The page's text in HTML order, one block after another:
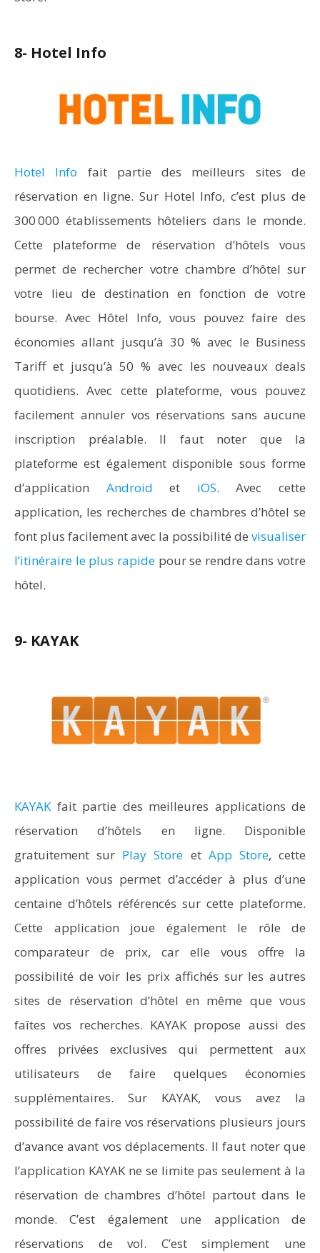
8- Hotel Info
Hotel Info fait partie des meilleurs sites de
réservation en ligne. Sur Hotel Info, c’est plus de
300 000 établissements hôteliers dans le monde.
Cette plateforme de réservation d’hôtels vous
permet de rechercher votre chambre d’hôtel sur
votre lieu de destination en fonction de votre
bourse. Avec Hôtel Info, vous pouvez faire des
économies allant jusqu’à 30 % avec le Business
Tariff et jusqu’à 50 % avec les nouveaux deals
quotidiens. Avec cette plateforme, vous pouvez
facilement annuler vos réservations sans aucune
inscription préalable. Il faut noter que la
plateforme est également disponible sous forme
d’application Android et iOS. Avec cette
application, les recherches de chambres d’hôtel se
font plus facilement avec la possibilité de visualiser
l’itinéraire le plus rapidepour se rendre dans votre
hôtel.
9- KAYAK
KAYAKfait partie des meilleures applications de
réservation d’hôtels en ligne. Disponible
gratuitement sur Play Store et App Store, cette
application vous permet d’accéder à plus d’une
centaine d’hôtels référencés sur cette plateforme.
Cette application joue également le rôle de
comparateur de prix, car elle vous offre la
possibilité de voir les prix affichés sur les autres
sites de réservation d’hôtel en même que vous
faîtes vos recherches. KAYAK propose aussi des
offres privées exclusives qui permettent aux
utilisateurs de faire quelques économies
supplémentaires. Sur KAYAK, vous avez la
possibilité de faire vos réservations plusieurs jours
d’avance avant vos déplacements. Il faut noter que
l’application KAYAK ne se limite pas seulement à la
réservation de chambres d’hôtel partout dans le
monde. C’est également une application de
réservations de vol. C’est simplement une